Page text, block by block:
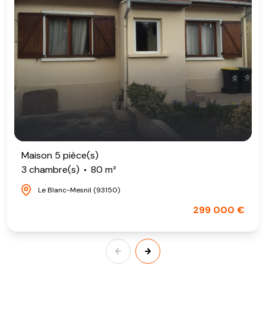
Maison 5 pièce(s)
3 chambre(s)
80 m²
Le Blanc-Mesnil (93150)
299 000 €